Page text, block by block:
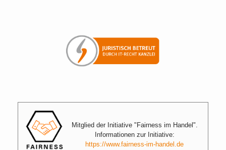
Mitglied der Initiative "Fairness im Handel".
Informationen zur Initiative:
https://www.fairness-im-handel.de